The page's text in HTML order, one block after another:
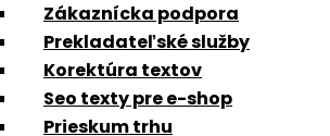
Zákaznícka podpora
Prekladateľské služby
Korektúra textov
Seo texty pre e-shop
Prieskum trhu